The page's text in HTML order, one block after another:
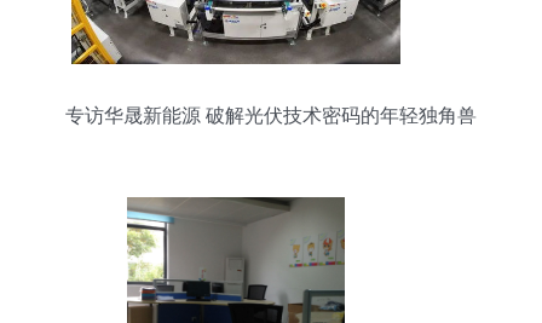
专访华晟新能源 破解光伏技术密码的年轻独角兽